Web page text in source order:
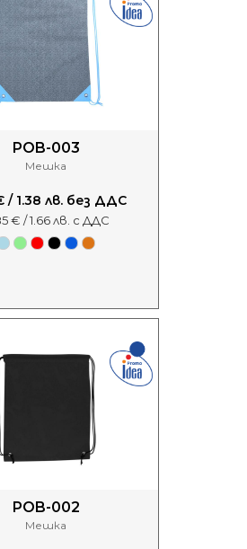
POB-003
Мешка
/ 1.38 лв. без ДДС
€ / 1.66 лв. с ДДС
POB-002
Мешка